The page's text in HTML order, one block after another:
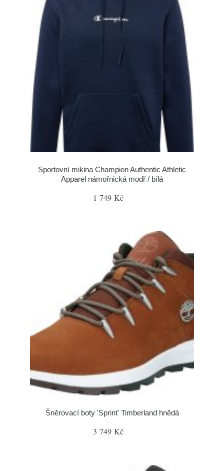
Sportovní mikina Champion Authentic Athletic
Apparel námořnická modř / bílá
1 749 Kč
Šněrovací boty 'Sprint' Timberland hnědá
3 749 Kč